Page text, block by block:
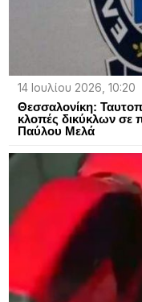
14 Ιουλίου 2026, 10:20
Θεσσαλονίκη:
κλοπές δικύκλων σε
Παύλου Μελά